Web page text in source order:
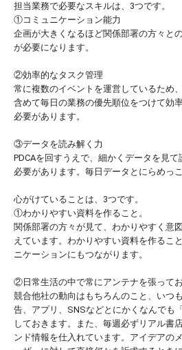
担当業務で必要なスキルは、3つです。
①コミュニケーション能力
企画が大きくなるほど関係部署の方々と
が必要になります。
②効率的なタスク管理
常に複数のイベントを運営しているため
含めて毎日の業務の優先順位をつけて効
必要があります。
③データを読み解く力
PDCAを回すうえで、細かくデータを見て
必要があります。毎日データとにらめっ
心がけていることは、3つです。
①わかりやすい資料を作ること。
関係部署の方々が見て、わかりやすく意
えています。わかりやすい資料を作るこ
ニケーションにもつながります。
②日常生活の中で常にアンテナを張ってお
競合他社の動向はもちろんのこと、いつ
告、アプリ、SNSなどとにかくなんでも
しておきます。また、毎週必ずリアル書
ンド情報を仕入れています。アイデアの